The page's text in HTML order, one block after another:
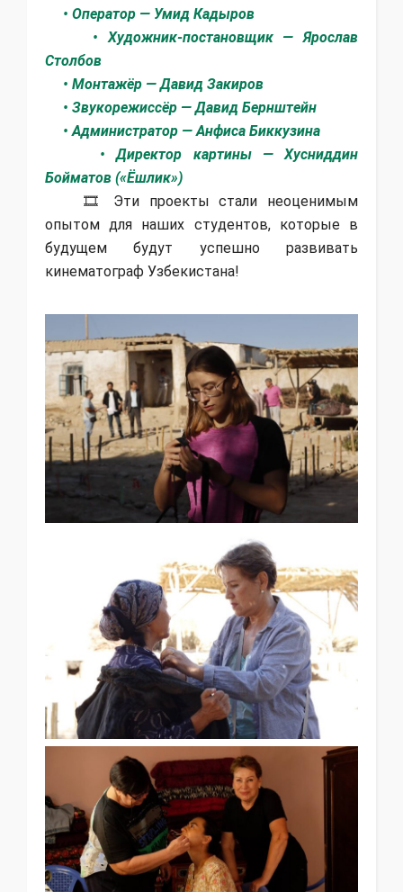
• Оператор — Умид Кадыров
• Художник-постановщик — Ярослав
Столбов
• Монтажёр — Давид Закиров
• Звукорежиссёр — Давид Бернштейн
• Администратор — Анфиса Биккузина
• Директор картины — Хусниддин
Бойматов («Ёшлик»)
🎞 Эти проекты стали неоценимым
опытом для наших студентов, которые в
будущем будут успешно развивать
кинематограф Узбекистана!